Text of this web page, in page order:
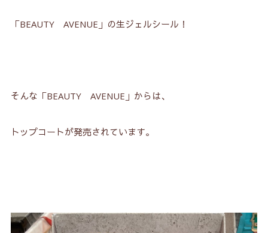
「BEAUTY AVENUE」の生ジェルシール！
そんな「BEAUTY AVENUE」からは、
トップコートが発売されています。